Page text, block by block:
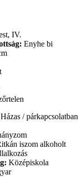
IV.
Enyhe bi
Házas / párkapcsolatban
iszom alkoholt
Középiskola